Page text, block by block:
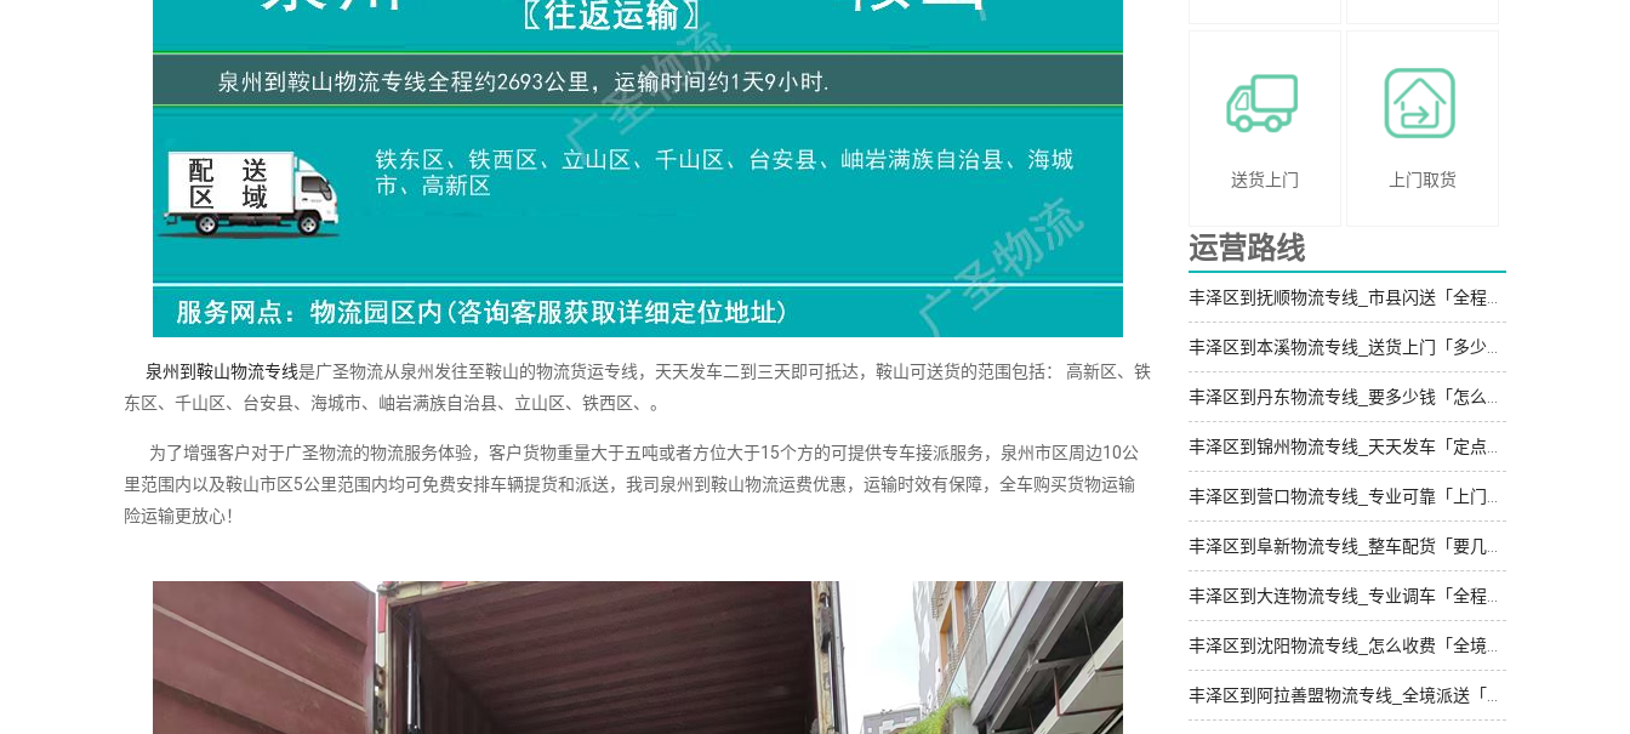
泉州到鞍山物流专线是广圣物流从泉州发往至鞍山的物流货运专线，天天发车二到三天即可抵达，鞍山可送货的范围包括： 高新区、铁
东区、千山区、台安县、海城市、岫岩满族自治县、立山区、铁西区、。
为了增强客户对于广圣物流的物流服务体验，客户货物重量大于五吨或者方位大于15个方的可提供专车接派服务，泉州市区周边10公
里范围内以及鞍山市区5公里范围内均可免费安排车辆提货和派送，我司泉州到鞍山物流运费优惠，运输时效有保障，全车购买货物运输
险运输更放心！
送货上门 上门取货
运营路线
丰泽区到抚顺物流专线_市县闪送「全程定位」
丰泽区到本溪物流专线_送货上门「多少一方」
丰泽区到丹东物流专线_要多少钱「怎么收费」
丰泽区到锦州物流专线_天天发车「定点发车」
丰泽区到营口物流专线_专业可靠「上门提货」
丰泽区到阜新物流专线_整车配货「要几天到」
丰泽区到大连物流专线_专业调车「全程定位」
丰泽区到沈阳物流专线_怎么收费「全境到达」
丰泽区到阿拉善盟物流专线_全境派送「托运省心」